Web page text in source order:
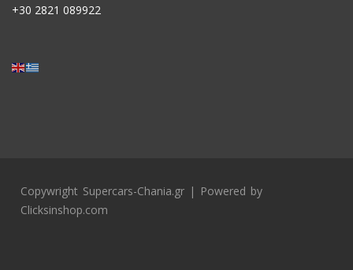
+30 2821 089922
Copywright Supercars-Chania.gr | Powered by
Clicksinshop.com